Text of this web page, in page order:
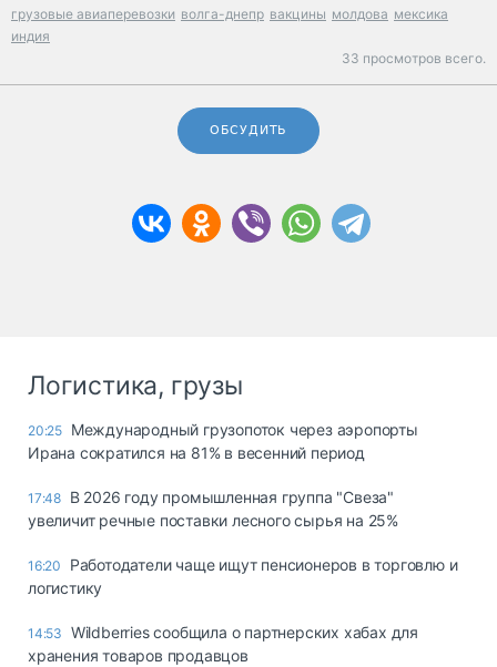
грузовые авиаперевозки волга-днепр вакцины молдова мексика
индия
33 просмотров всего.
ОБСУДИТЬ
Логистика, грузы
20:25 Международный грузопоток через аэропорты
Ирана сократился на 81% в весенний период
17:48 В 2026 году промышленная группа "Свеза"
увеличит речные поставки лесного сырья на 25%
16:20
Работодатели чаще ищут пенсионеров в торговлю и
логистику
14:53 Wildberries сообщила о партнерских хабах для
хранения товаров продавцов